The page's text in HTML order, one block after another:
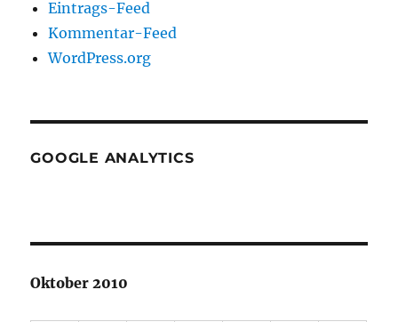
Eintrags-Feed
Kommentar-Feed
WordPress.org
GOOGLE ANALYTICS
Oktober 2010